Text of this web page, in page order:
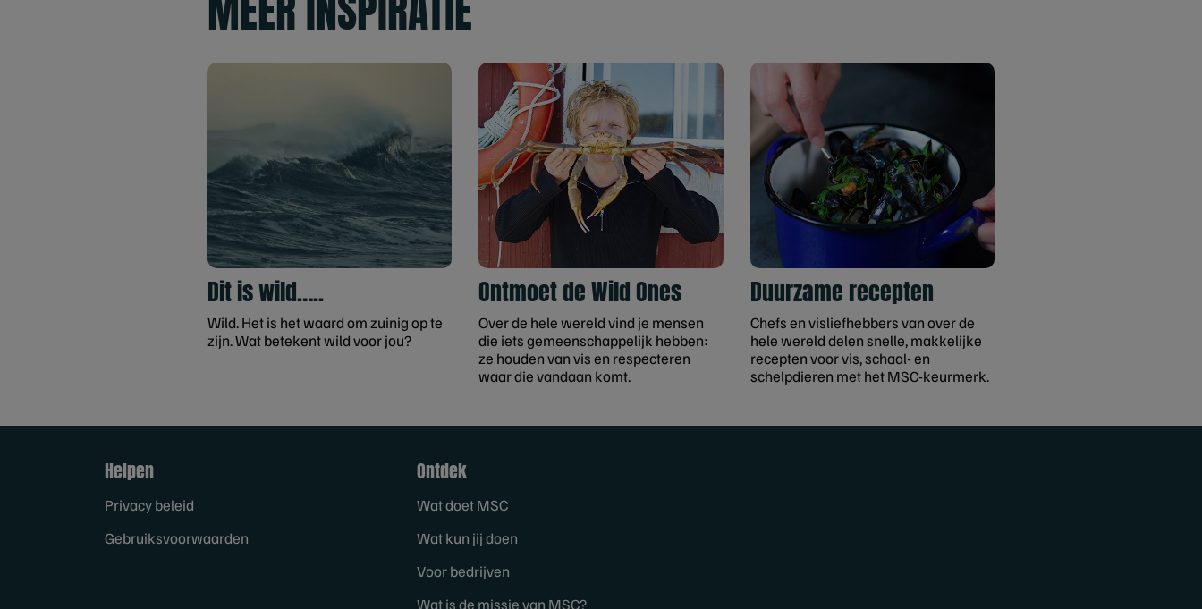
Dit is wild…..
Wild. Het is het waard om zuinig op te
zijn. Wat betekent wild voor jou?
Ontmoet de Wild Ones
Over de hele wereld vind je mensen
die iets gemeenschappelijk hebben:
ze houden van vis en respecteren
waar die vandaan komt.
Duurzame recepten
Chefs en visliefhebbers van over de
hele wereld delen snelle, makkelijke
recepten voor vis, schaal- en
schelpdieren met het MSC-keurmerk.
Helpen
Privacy beleid
Gebruiksvoorwaarden
Ontdek
Wat doet MSC
Wat kun jij doen
Voor bedrijven
Wat is de missie van MSC?